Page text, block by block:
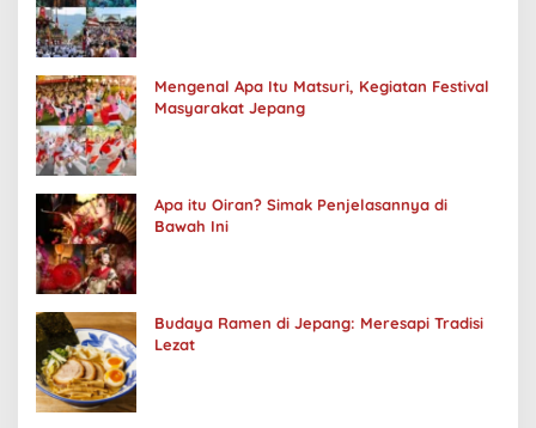
Mengenal Apa Itu Matsuri, Kegiatan Festival
Masyarakat Jepang
Apa itu Oiran? Simak Penjelasannya di
Bawah Ini
Budaya Ramen di Jepang: Meresapi Tradisi
Lezat